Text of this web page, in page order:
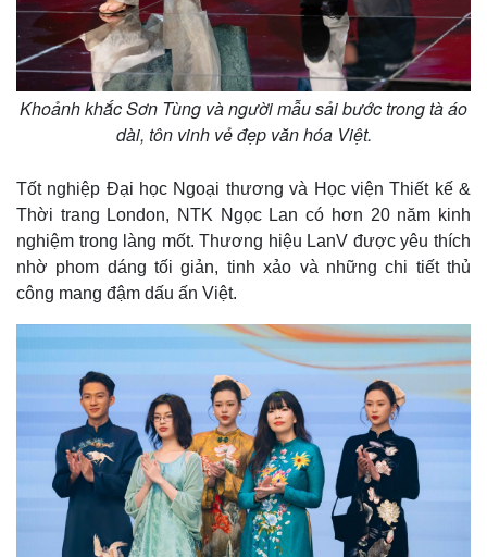
Khoảnh khắc Sơn Tùng và người mẫu sải bước trong tà áo
dài, tôn vinh vẻ đẹp văn hóa Việt.
Tốt nghiệp Đại học Ngoại thương và Học viện Thiết kế &
Thời trang London, NTK Ngọc Lan có hơn 20 năm kinh
nghiệm trong làng mốt. Thương hiệu LanV được yêu thích
nhờ phom dáng tối giản, tinh xảo và những chi tiết thủ
công mang đậm dấu ấn Việt.